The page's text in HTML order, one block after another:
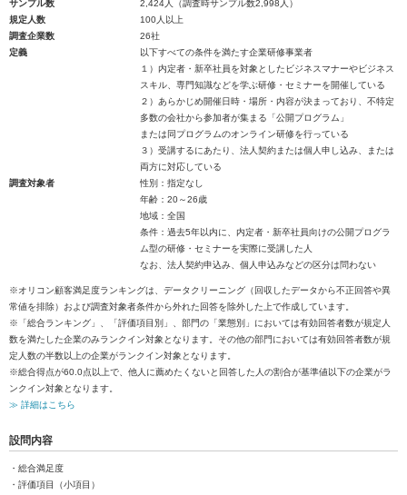
サンプル数
2,424人（調査時サンプル数2,998人）
規定人数
100人以上
調査企業数
26社
定義
以下すべての条件を満たす企業研修事業者
１）内定者・新卒社員を対象としたビジネスマナーやビジネス
スキル、専門知識などを学ぶ研修・セミナーを開催している
２）あらかじめ開催日時・場所・内容が決まっており、不特定
多数の会社から参加者が集まる「公開プログラム」
または同プログラムのオンライン研修を行っている
３）受講するにあたり、法人契約または個人申し込み、または
両方に対応している
調査対象者
性別：指定なし
年齢：20～26歳
地域：全国
条件：過去5年以内に、内定者・新卒社員向けの公開プログラ
ム型の研修・セミナーを実際に受講した人
なお、法人契約申込み、個人申込みなどの区分は問わない
※オリコン顧客満足度ランキングは、データクリーニング（回収したデータから不正回答や異
常値を排除）および調査対象者条件から外れた回答を除外した上で作成しています。
※「総合ランキング」、「評価項目別」、部門の「業態別」においては有効回答者数が規定人
数を満たした企業のみランクイン対象となります。その他の部門においては有効回答者数が規
定人数の半数以上の企業がランクイン対象となります。
※総合得点が60.0点以上で、他人に薦めたくないと回答した人の割合が基準値以下の企業がラ
ンクイン対象となります。
≫ 詳細はこちら
設問内容
・総合満足度
・評価項目（小項目）